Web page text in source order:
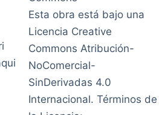
Esta obra está bajo una
Licencia Creative
Commons Atribución-
NoComercial-
SinDerivadas 4.0
Internacional. Términos de